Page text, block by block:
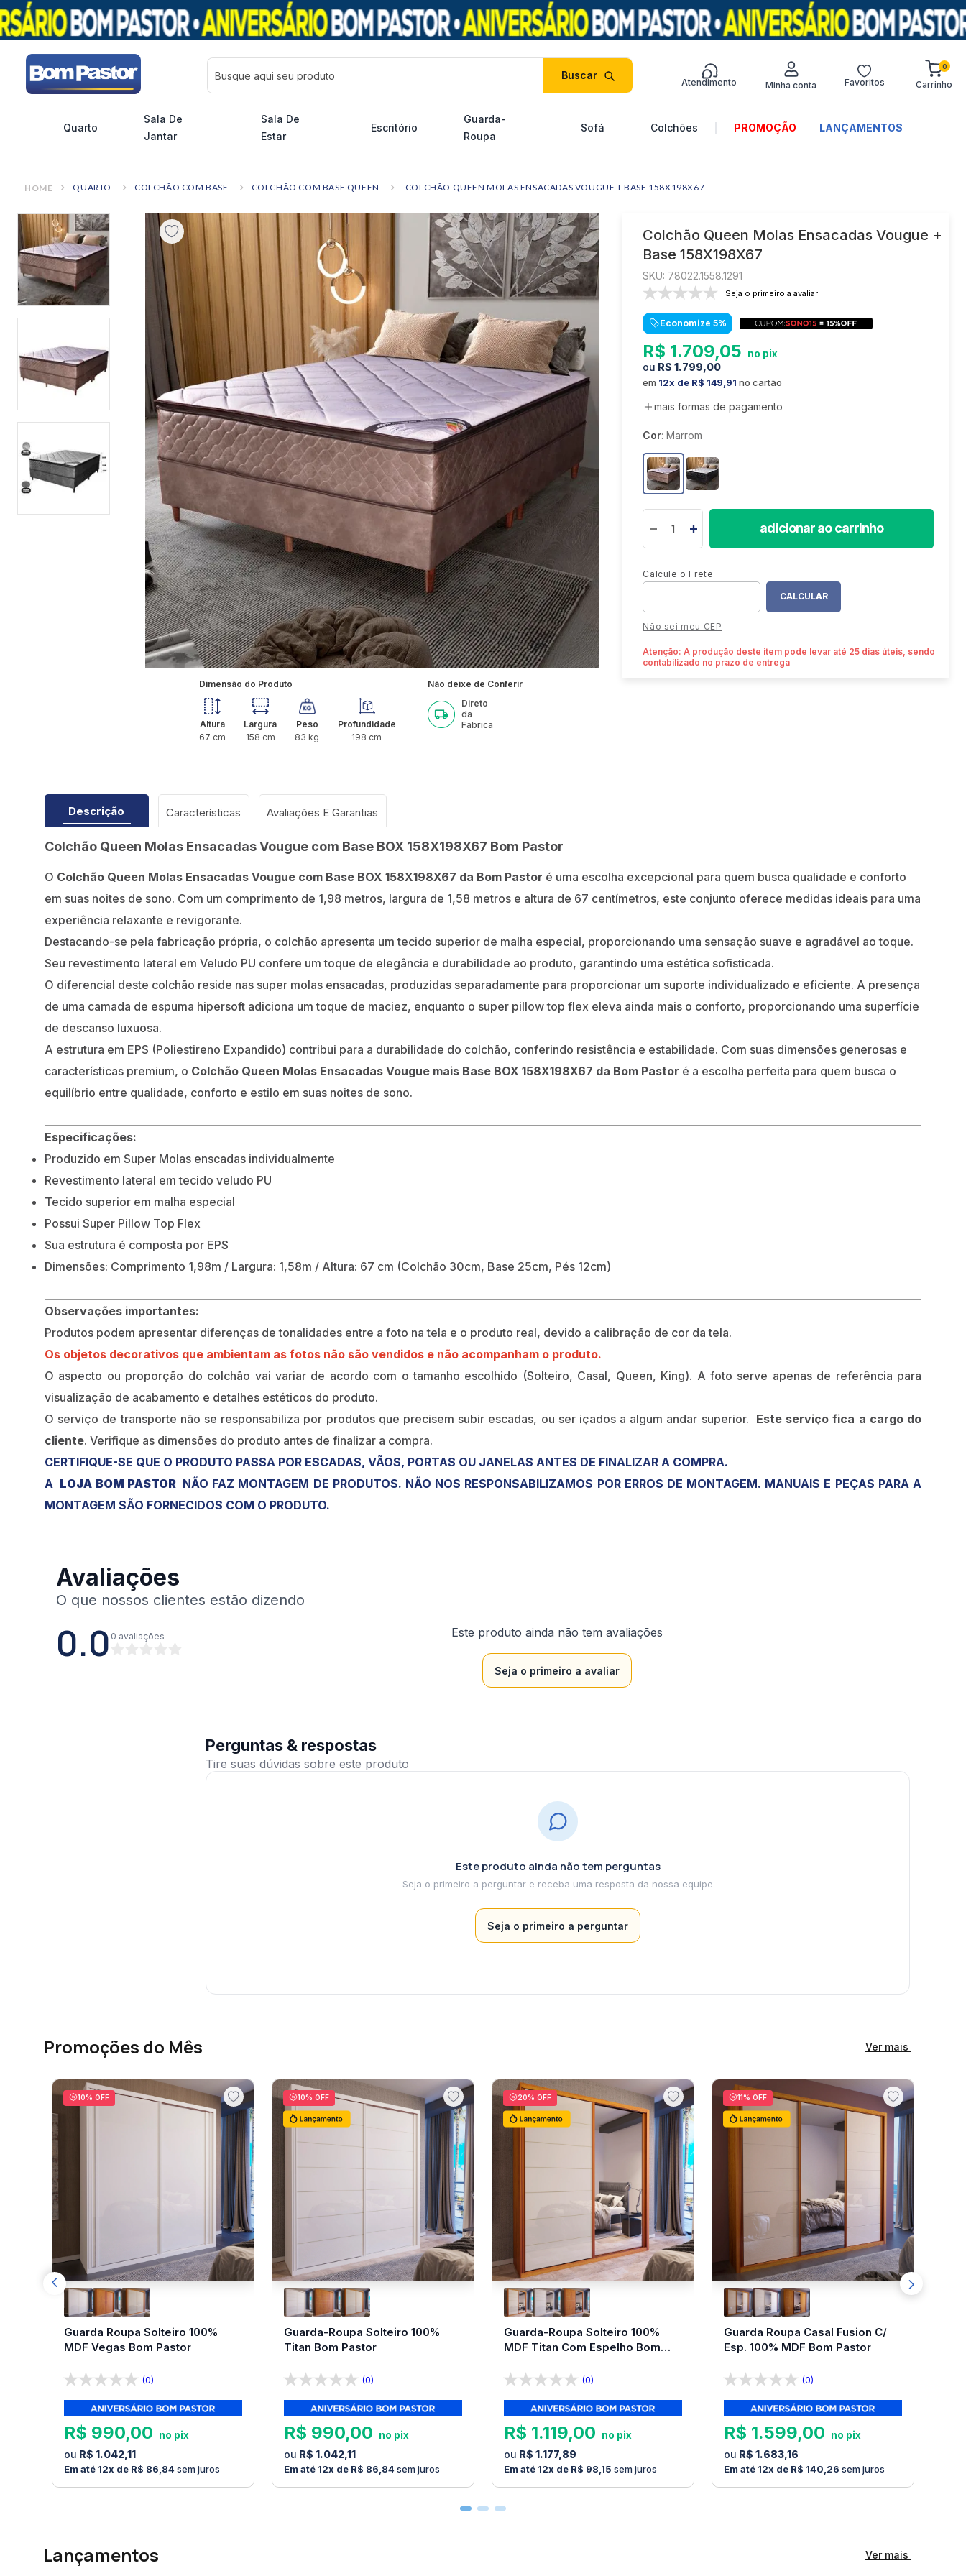
Busque aqui seu produto
Atendimento Favoritos
0
Quarto
Sala De
Jantar
Sala De
Estar
Escritório
Guarda-
Roupa
Sofá Colchões LANÇAMENTOS
QUARTO COLCHÃO COM BASE COLCHÃO COM BASE QUEEN COLCHÃO QUEEN MOLAS ENSACADAS VOUGUE + BASE 158X198X67
Dimensão do Produto
Altura
67 cm
Largura
158 cm
Peso
83 kg
Profundidade
198 cm
Não deixe de Conferir
Direto
da
Fabrica
Colchão Queen Molas Ensacadas Vougue +
Base 158X198X67
: 78022.1558.1291
Seja o primeiro a avaliar
Economize 5%
R$ 1.709,05
R$ 1.799,00
em 12 R$ 149 91 no cartão
mais formas de pagamento
Cor: Marrom
adicionar ao carrinho
Não sei meu CEP
Atenção: A produção deste item pode levar até 25 dias úteis, sendo
contabilizado no prazo de entrega
Descrição Características
Colchão Queen Molas Ensacadas Vougue com Base BOX 158X198X67 Bom Pastor
O Colchão Queen Molas Ensacadas Vougue com Base BOX 158X198X67 da Bom Pastor é uma escolha excepcional para quem busca qualidade e conforto
em suas noites de sono. Com um comprimento de 1,98 metros, largura de 1,58 metros e altura de 67 centímetros, este conjunto oferece medidas ideais para uma
experiência relaxante e revigorante.
Destacando-se pela fabricação própria, o colchão apresenta um tecido superior de malha especial, proporcionando uma sensação suave e agradável ao toque.
Seu revestimento lateral em Veludo PU confere um toque de elegância e durabilidade ao produto, garantindo uma estética sofisticada.
O diferencial deste colchão reside nas super molas ensacadas, produzidas separadamente para proporcionar um suporte individualizado e eficiente. A presença
de uma camada de espuma hipersoft adiciona um toque de maciez, enquanto o super pillow top flex eleva ainda mais o conforto, proporcionando uma superfície
de descanso luxuosa.
A estrutura em EPS (Poliestireno Expandido) contribui para a durabilidade do colchão, conferindo resistência e estabilidade. Com suas dimensões generosas e
características premium, o Colchão Queen Molas Ensacadas Vougue mais Base BOX 158X198X67 da Bom Pastor é a escolha perfeita para quem busca o
equilíbrio entre qualidade, conforto e estilo em suas noites de sono.
Especificações:
Produzido em Super Molas enscadas individualmente
Revestimento lateral em tecido veludo PU
Tecido superior em malha especial
Possui Super Pillow Top Flex
Sua estrutura é composta por EPS
Dimensões: Comprimento 1,98m / Largura: 1,58m / Altura: 67 cm (Colchão 30cm, Base 25cm, Pés 12cm)
Observações importantes:
Produtos podem apresentar diferenças de tonalidades entre a foto na tela e o produto real, devido a calibração de cor da tela.
Os objetos decorativos que ambientam as fotos não são vendidos e não acompanham o produto.
O aspecto ou proporção do colchão vai variar de acordo com o tamanho escolhido (Solteiro, Casal, Queen, King). A foto serve apenas de referência para
visualização de acabamento e detalhes estéticos do produto.
O serviço de transporte não se responsabiliza por produtos que precisem subir escadas, ou ser içados a algum andar superior. Este serviço fica a cargo do
cliente. Verifique as dimensões do produto antes de finalizar a compra.
CERTIFIQUE-SE QUE O PRODUTO PASSA POR ESCADAS, VÃOS, PORTAS OU JANELAS ANTES DE FINALIZAR A COMPRA.
A LOJA BOM PASTOR NÃO FAZ MONTAGEM DE PRODUTOS. NÃO NOS RESPONSABILIZAMOS POR ERROS DE MONTAGEM. MANUAIS E PEÇAS PARA A
MONTAGEM SÃO FORNECIDOS COM O PRODUTO.
Avaliações
0.0 0 avaliações Este produto ainda não tem avaliações
Seja o primeiro a avaliar
Perguntas & respostas
Este produto ainda não tem perguntas
Seja o primeiro a perguntar
Promoções do Mês Ver mais
10% OFF
Guarda Roupa Solteiro 100%
MDF Vegas Bom Pastor
(0)
R$ 990,00
R$ 1.042,11
12 R$ 86 84sem juros
10% OFF
Guarda-Roupa Solteiro 100%
Titan Bom Pastor
(0)
R$ 990,00
R$ 1.042,11
12 R$ 86 84sem juros
20% OFF
Guarda-Roupa Solteiro 100%
MDF Titan Com Espelho Bom
(0)
R$ 1.119,00
R$ 1.177,89
12 R$ 98 15 sem juros
11% OFF
Guarda Roupa Casal Fusion C/
Esp. 100% MDF Bom Pastor
(0)
R$ 1.599,00
R$ 1.683,16
12 R$ 140 26 sem juros
Lançamentos Ver mais
buscados
4º
guarda-roupa
5º
guarda roupa
6º
guarda roupa casal
8º
colchão
9º
sofá retrátil
10 º mesa